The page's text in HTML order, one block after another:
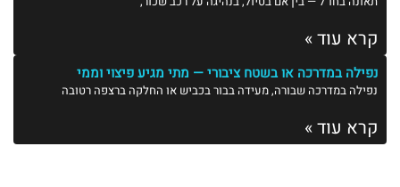
קרא עוד »
נפילה במדרכה או בשטח ציבורי — מתי מגיע פיצוי וממי
נפילה במדרכה שבורה, מעידה בבור בכביש או החלקה ברצפה רטובה
קרא עוד »